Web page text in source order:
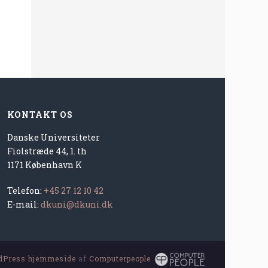
KONTAKT OS
Danske Universiteter
Fiolstræde 44, 1. th
1171 København K
Telefon: +45 27 12 10 42
E-mail:dkuni@dkuni.dk
hjemmeside af Computerpeople